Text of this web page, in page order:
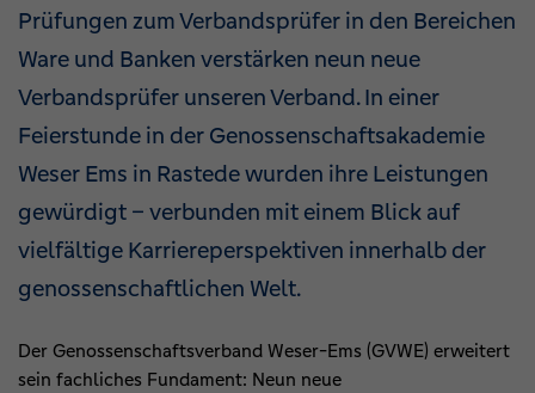
Prüfungen zum Verbandsprüfer in den Bereichen
Ware und Banken verstärken neun neue
Verbandsprüfer unseren Verband. In einer
Feierstunde in der Genossenschaftsakademie
Weser Ems in Rastede wurden ihre Leistungen
gewürdigt – verbunden mit einem Blick auf
vielfältige Karriereperspektiven innerhalb der
genossenschaftlichen Welt.
Der Genossenschaftsverband Weser-Ems (GVWE) erweitert
sein fachliches Fundament: Neun neue